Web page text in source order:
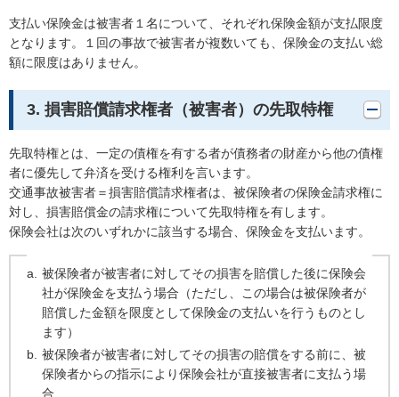
支払い保険金は被害者１名について、それぞれ保険金額が支払限度
となります。１回の事故で被害者が複数いても、保険金の支払い総
額に限度はありません。
3. 損害賠償請求権者（被害者）の先取特権
先取特権とは、一定の債権を有する者が債務者の財産から他の債権
者に優先して弁済を受ける権利を言います。
交通事故被害者＝損害賠償請求権者は、被保険者の保険金請求権に
対し、損害賠償金の請求権について先取特権を有します。
保険会社は次のいずれかに該当する場合、保険金を支払います。
被保険者が被害者に対してその損害を賠償した後に保険会
社が保険金を支払う場合（ただし、この場合は被保険者が
賠償した金額を限度として保険金の支払いを行うものとし
ます）
被保険者が被害者に対してその損害の賠償をする前に、被
保険者からの指示により保険会社が直接被害者に支払う場
合